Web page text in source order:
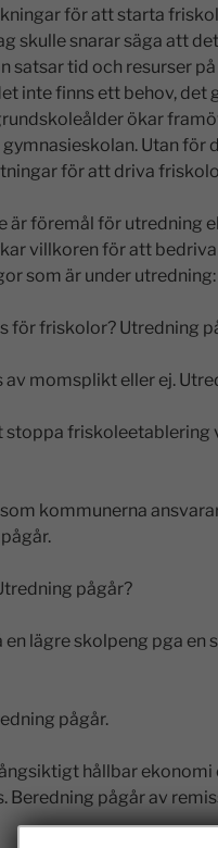
för att starta
skulle snarar säga att
satsar tid och resurser
inte finns ett behov, det
ökar
Utan för
för att driva
är föremål för utredning
villkoren för att
som är under utredning:
för friskolor? Utredning
momsplikt eller ej.
friskoleetablering
kommunerna
pågår?
lägre skolpeng pga en
pågår.
hållbar ekonomi
pågår av